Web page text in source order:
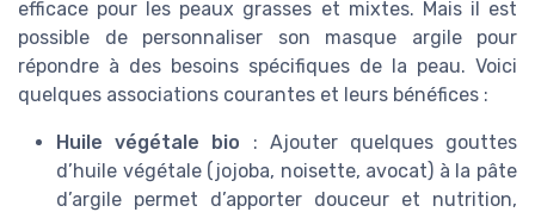
efficace pour les peaux grasses et mixtes. Mais il est
possible de personnaliser son masque argile pour
répondre à des besoins spécifiques de la peau. Voici
quelques associations courantes et leurs bénéfices :
Huile végétale bio : Ajouter quelques gouttes
d’huile végétale (jojoba, noisette, avocat) à la pâte
d’argile permet d’apporter douceur et nutrition,